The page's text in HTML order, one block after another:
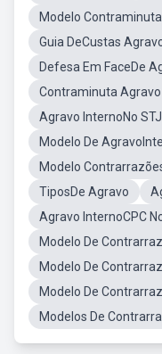
Modelo
Guia DeCustas
Defesa Em FaceDe
Contraminuta
Agravo InternoNo
Modelo De
Modelo
TiposDe Agravo
Agravo InternoCPC
Modelo De
Modelo De
Modelo De
Modelos De